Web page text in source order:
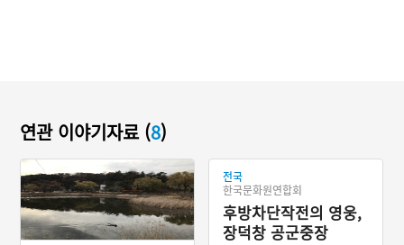
연관 이야기자료 (8)
전국
한국문화원연합회
후방차단작전의 영웅,
장덕창 공군중장